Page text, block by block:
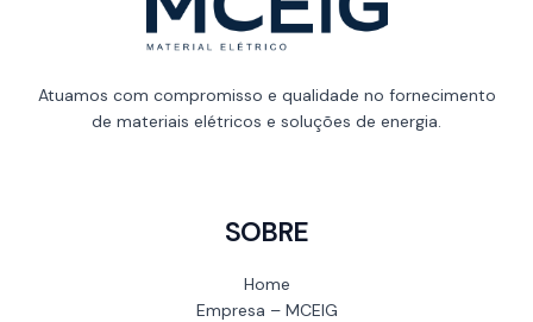
Atuamos com compromisso e qualidade no fornecimento
de materiais elétricos e soluções de energia.
SOBRE
Home
Empresa – MCEIG